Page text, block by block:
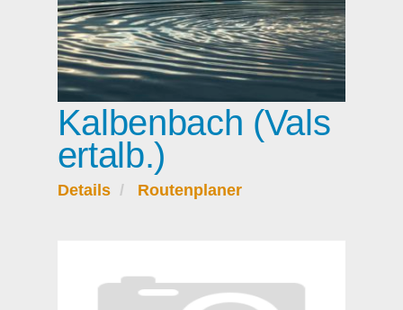
Kalbenbach (Vals
ertalb.)
Details Routenplaner